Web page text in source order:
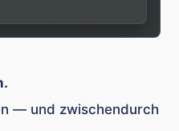
— und zwischendurch